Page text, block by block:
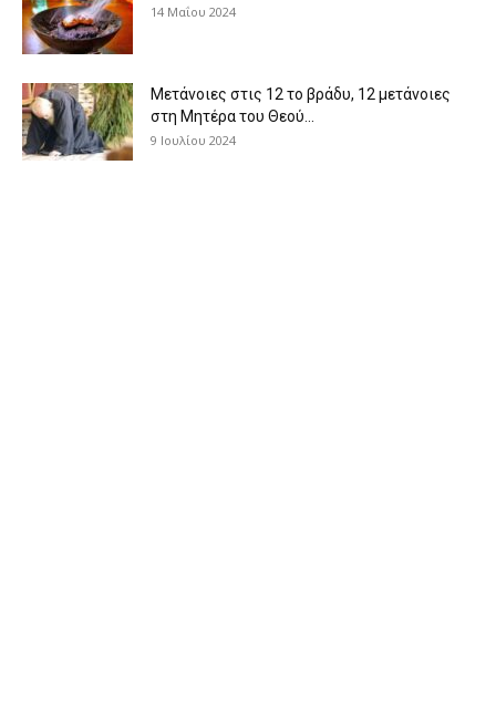
14 Μαΐου 2024
Μετάνοιες στις 12 το βράδυ, 12 μετάνοιες
στη Μητέρα του Θεού...
9 Ιουλίου 2024